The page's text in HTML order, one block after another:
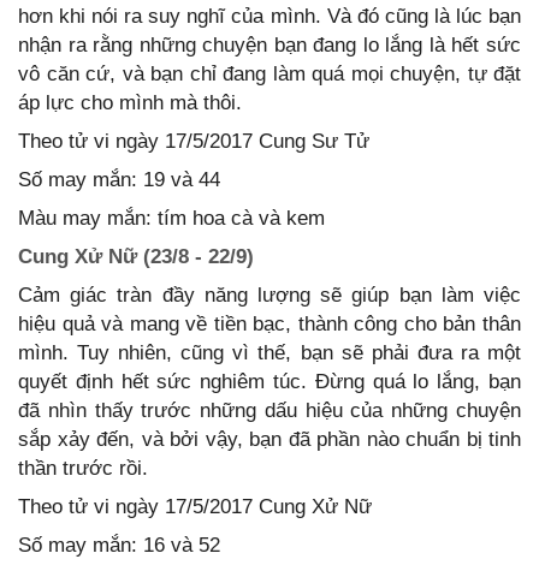
hơn khi nói ra suy nghĩ của mình. Và đó cũng là lúc bạn
nhận ra rằng những chuyện bạn đang lo lắng là hết sức
vô căn cứ, và bạn chỉ đang làm quá mọi chuyện, tự đặt
áp lực cho mình mà thôi.
Theo tử vi ngày 17/5/2017 Cung Sư Tử
Số may mắn: 19 và 44
Màu may mắn: tím hoa cà và kem
Cung Xử Nữ (23/8 - 22/9)
Cảm giác tràn đầy năng lượng sẽ giúp bạn làm việc
hiệu quả và mang về tiền bạc, thành công cho bản thân
mình. Tuy nhiên, cũng vì thế, bạn sẽ phải đưa ra một
quyết định hết sức nghiêm túc. Đừng quá lo lắng, bạn
đã nhìn thấy trước những dấu hiệu của những chuyện
sắp xảy đến, và bởi vậy, bạn đã phần nào chuẩn bị tinh
thần trước rồi.
Theo tử vi ngày 17/5/2017 Cung Xử Nữ
Số may mắn: 16 và 52